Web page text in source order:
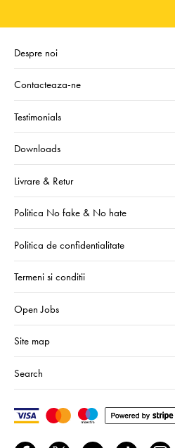
Despre noi
Contacteaza-ne
Testimonials
Downloads
Livrare & Retur
Politica No fake & No hate
Politica de confidentialitate
Termeni si conditii
Open Jobs
Site map
Search